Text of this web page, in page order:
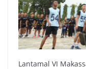
Lantamal VI